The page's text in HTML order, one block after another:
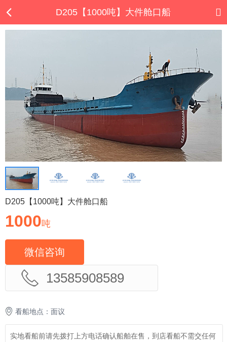
D205【1000吨】大件舱口船
D205【1000吨】大件舱口船
1000吨
微信咨询
13585908589
看船地点：面议
实地看船前请先拨打上方电话确认船舶在售，到店看船不需交任何